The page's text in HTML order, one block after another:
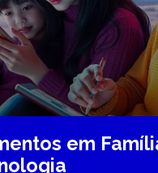
em